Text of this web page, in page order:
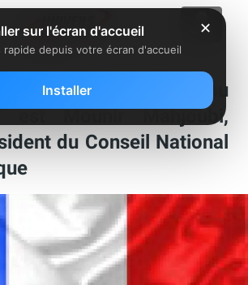
secrétaire d’Etat au
est Mounir Mahjoubi,
du Conseil National
✕
sur l'écran d'accueil
rapide depuis votre écran d'accueil
Installer